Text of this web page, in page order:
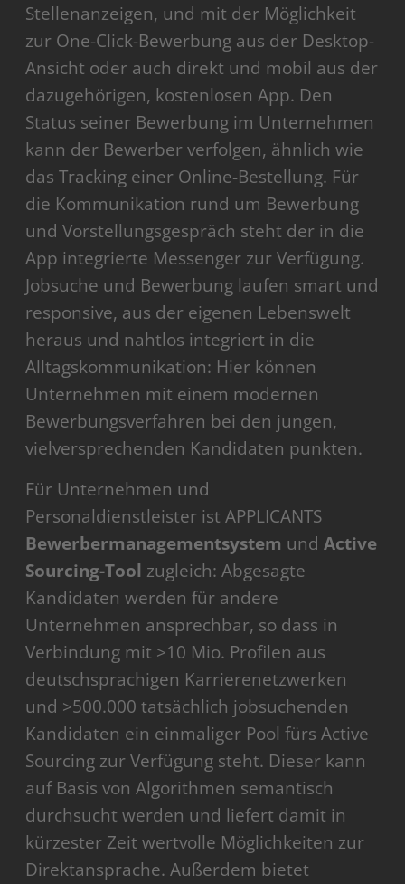
Stellenanzeigen, und mit der Möglichkeit
zur One-Click-Bewerbung aus der Desktop-
Ansicht oder auch direkt und mobil aus der
dazugehörigen, kostenlosen App. Den
Status seiner Bewerbung im Unternehmen
kann der Bewerber verfolgen, ähnlich wie
das Tracking einer Online-Bestellung. Für
die Kommunikation rund um Bewerbung
und Vorstellungsgespräch steht der in die
App integrierte Messenger zur Verfügung.
Jobsuche und Bewerbung laufen smart und
responsive, aus der eigenen Lebenswelt
heraus und nahtlos integriert in die
Alltagskommunikation: Hier können
Unternehmen mit einem modernen
Bewerbungsverfahren bei den jungen,
vielversprechenden Kandidaten punkten.
Für Unternehmen und
Personaldienstleister ist APPLICANTS
Bewerbermanagementsystem undActive
Sourcing-Tool zugleich: Abgesagte
Kandidaten werden für andere
Unternehmen ansprechbar, so dass in
Verbindung mit >10 Mio. Profilen aus
deutschsprachigen Karrierenetzwerken
und >500.000 tatsächlich jobsuchenden
Kandidaten ein einmaliger Pool fürs Active
Sourcing zur Verfügung steht. Dieser kann
auf Basis von Algorithmen semantisch
durchsucht werden und liefert damit in
kürzester Zeit wertvolle Möglichkeiten zur
Direktansprache. Außerdem bietet